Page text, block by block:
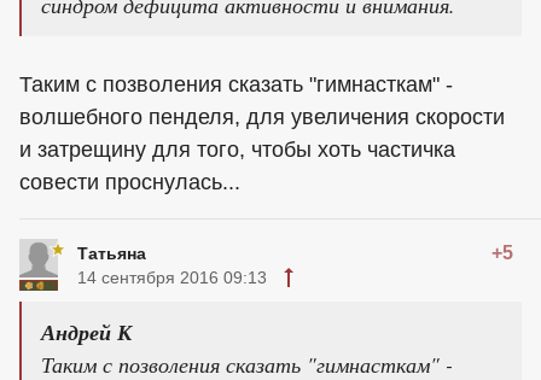
Таким с позволения сказать "гимнасткам" -
волшебного пенделя, для увеличения скорости
и затрещину для того, чтобы хоть частичка
совести проснулась...
Татьяна +5
14 сентября 2016 09:13
Андрей К
Таким с позволения сказать "гимнасткам" -